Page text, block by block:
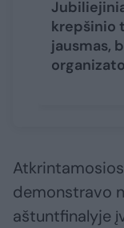
krepšinio
jausmas,
demonstravo
aštuntfinalyje